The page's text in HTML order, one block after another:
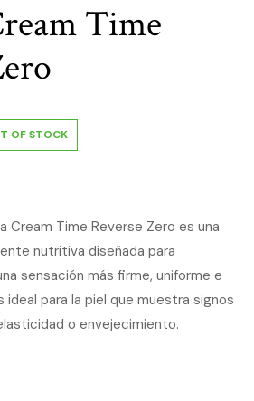
Time
OF STOCK
Cream Time Reverse Zero es una
nutritiva diseñada para
sensación más firme, uniforme e
ideal para la piel que muestra signos
o envejecimiento.